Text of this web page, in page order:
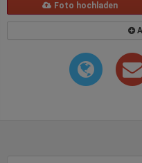
Foto hochladen